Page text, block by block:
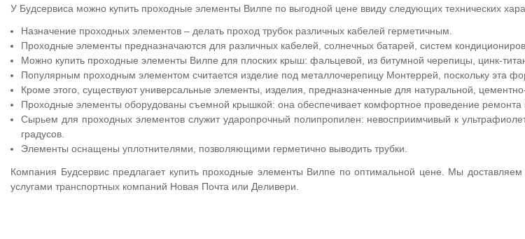
У Будсервиса можно купить проходные элементы Вилпе по выгодной цене ввиду следующих технических
Назначение проходных элементов – делать проход трубок различных кабелей герметичным.
Проходные элементы предназначаются для различных кабелей, солнечных батарей, систем
Можно купить проходные элементы Вилпе для плоских крыш: фальцевой, из битумной черепицы, цинк-
Популярным проходным элементом считается изделие под металлочерепицу Монтеррей, поскольку эта
Кроме этого, существуют универсальные элементы, изделия, предназначенные для натуральной,
Проходные элементы оборудованы съемной крышкой: она обеспечивает комфортное проведение ремонта
Сырьем для проходных элементов служит ударопрочный полипропилен: невосприимчивый к
градусов.
Элементы оснащены уплотнителями, позволяющими герметично выводить трубки.
Компания Будсервис предлагает купить проходные элементы Вилпе по оптимальной цене. Мы
услугами транспортных компаний Новая Почта или Деливери.